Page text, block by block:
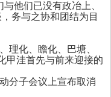
他们已没有政冶上、
务与之协和团结为目
理化、瞻化、巴塘、
甲洼首先与前来迎接的
分子会议上宣布取消